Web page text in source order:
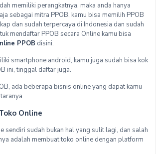
memiliki perangkatnya, maka anda hanya
sebagai mitra PPOB, kamu bisa memilih PPOB
dan sudah terpercaya di Indonesia dan sudah
mendaftar PPOB secara Online kamu bisa
PPOB disini.
smartphone android, kamu juga sudah bisa kok
ini, tinggal daftar juga.
ada beberapa bisnis online yang dapat kamu
Online
sendiri sudah bukan hal yang sulit lagi, dan salah
adalah membuat toko online dengan platform